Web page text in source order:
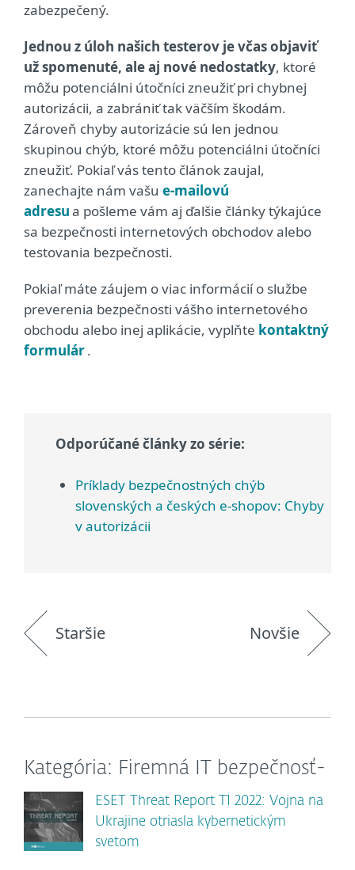
zabezpečený.
Jednou z úloh našich testerov je včas objaviť
už spomenuté, ale aj nové nedostatky, ktoré
môžu potenciálni útočníci zneužiť pri chybnej
autorizácii, a zabrániť tak väčším škodám.
Zároveň chyby autorizácie sú len jednou
skupinou chýb, ktoré môžu potenciálni útočníci
zneužiť. Pokiaľ vás tento článok zaujal,
zanechajte nám vašu e-mailovú
adresua pošleme vám aj ďalšie články týkajúce
sa bezpečnosti internetových obchodov alebo
testovania bezpečnosti.
Pokiaľ máte záujem o viac informácií o službe
preverenia bezpečnosti vášho internetového
obchodu alebo inej aplikácie, vyplňte kontaktný
formulár.
Odporúčané články zo série:
Príklady bezpečnostných chýb
slovenských a českých e-shopov: Chyby
v autorizácii
Staršie Novšie
Kategória: Firemná IT bezpečnosť-
ESET Threat Report T1 2022: Vojna na
Ukrajine otriasla kybernetickým
svetom